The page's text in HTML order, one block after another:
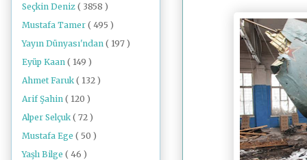
Seçkin Deniz ( 3858 )
Mustafa Tamer ( 495 )
Yayın Dünyası'ndan ( 197 )
Eyüp Kaan ( 149 )
Ahmet Faruk ( 132 )
Arif Şahin ( 120 )
Alper Selçuk ( 72 )
Mustafa Ege ( 50 )
Yaşlı Bilge ( 46 )